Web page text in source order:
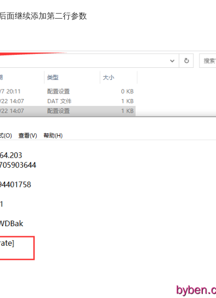
面继续添加第二行参数